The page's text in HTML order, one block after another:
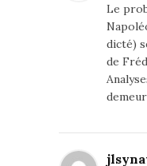
Le
dicté)
de